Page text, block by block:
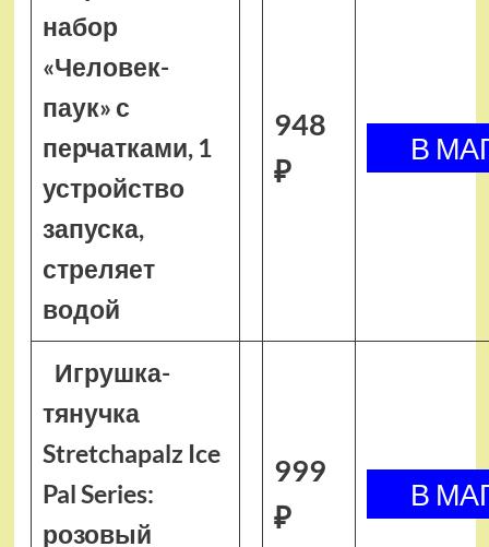
набор
«Человек-
паук» с
перчатками, 1
устройство
запуска,
стреляет
водой
948
₽
Игрушка-
тянучка
Stretchapalz Ice
Pal Series:
розовый
999
₽